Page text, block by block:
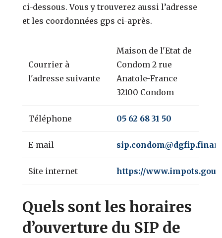
ci-dessous. Vous y trouverez aussi l’adresse
et les coordonnées gps ci-après.
Courrier à
l'adresse suivante
Maison de l'Etat de
Condom 2 rue
Anatole-France
32100 Condom
Téléphone 05 62 68 31 50
E-mail
Site internet https://
Quels sont les horaires
d’ouverture du SIP de